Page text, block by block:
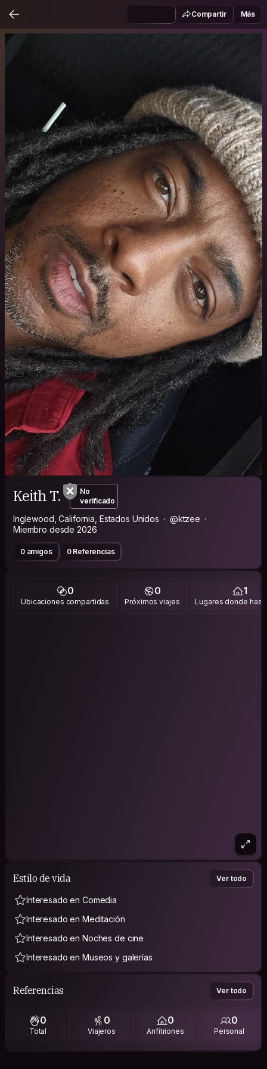
Compartir Más
Keith T.
No
verificado
Inglewood, California, Estados Unidos
@ktzee
Miembro desde 2026
0 amigos 0 Referencias
0
Ubicaciones compartidas
0
Próximos viajes
1
Lugares donde has
Estilo de vida Ver todo
Interesado en Comedia
Interesado en Meditación
Interesado en Noches de cine
Interesado en Museos y galerías
Referencias Ver todo
0
Total
0
Viajeros
0
Anfitriones
0
Personal